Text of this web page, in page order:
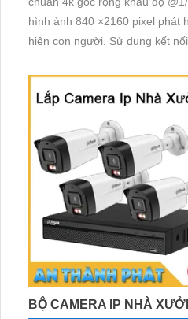
hình ảnh 840 ×2160 pixel phát
hiện con người. Sử dụng kết
Đèn chớp xanh đỏ và Âm thanh
BỘ CAMERA IP NHÀ